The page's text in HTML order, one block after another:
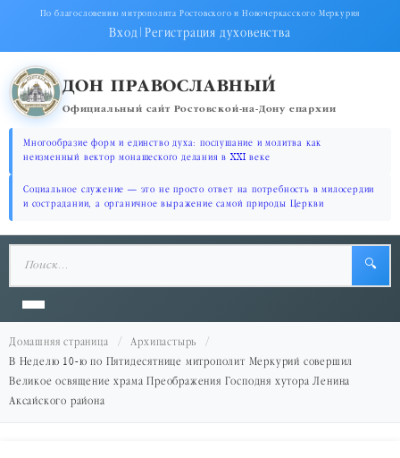
По благословению митрополита Ростовского и Новочеркасского Меркурия
Вход|Регистрация духовенства
ДОН ПРАВОСЛАВНЫЙ
Официальный сайт Ростовской-на-Дону епархии
Многообразие форм и единство духа: послушание и молитва как
неизменный вектор монашеского делания в XXI веке
Социальное служение — это не просто ответ на потребность в милосердии
и сострадании, а органичное выражение самой природы Церкви
🔍
Домашняя страница
Архипастырь
В Неделю 10-ю по Пятидесятнице митрополит Меркурий совершил
Великое освящение храма Преображения Господня хутора Ленина
Аксайского района